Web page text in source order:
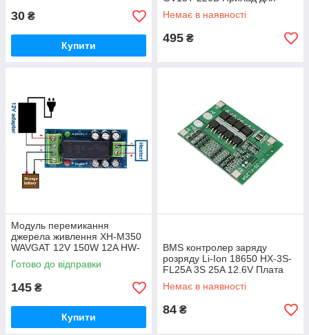
30 ₴
Купити
вимірювання напруги
генератора
Немає в наявності
495 ₴
Модуль перемикання
джерела живлення XH-M350
WAVGAT 12V 150W 12A HW-
712 Модуль автоматичного
перемикання
Готово до відправки
145 ₴
Купити
BMS контролер заряду
розряду Li-Ion 18650 HX-3S-
FL25A 3S 25A 12.6V Плата
захисту з балансуванням
Немає в наявності
84 ₴